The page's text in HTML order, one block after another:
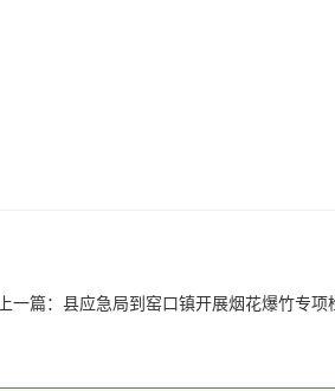
上一篇： 县应急局到窑口镇开展烟花爆竹专项